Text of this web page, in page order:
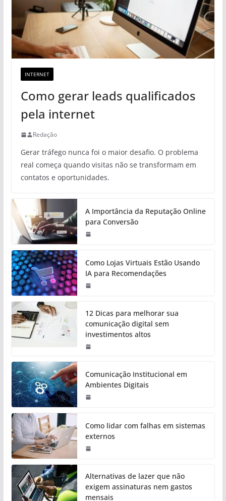
INTERNET
Como gerar leads qualificados
pela internet
Redação
Gerar tráfego nunca foi o maior desafio. O problema
real começa quando visitas não se transformam em
contatos e oportunidades.
A Importância da Reputação Online
para Conversão
Como Lojas Virtuais Estão Usando
IA para Recomendações
12 Dicas para melhorar sua
comunicação digital sem
investimentos altos
Comunicação Institucional em
Ambientes Digitais
Como lidar com falhas em sistemas
externos
Alternativas de lazer que não
exigem assinaturas nem gastos
mensais